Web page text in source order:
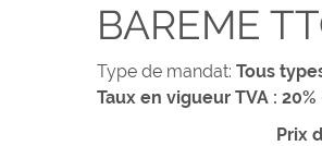
BAREME
Type de mandat: Tous
Taux en vigueur TVA :
Prix